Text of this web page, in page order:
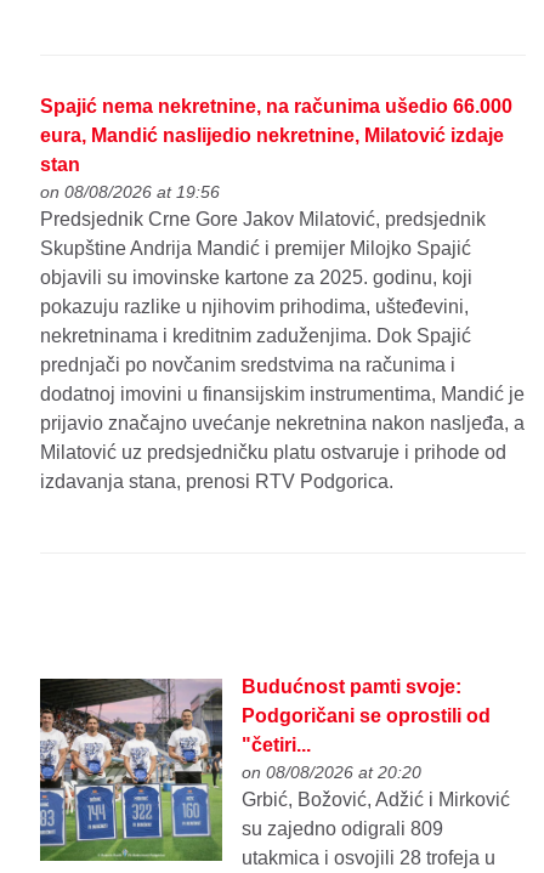
Spajić nema nekretnine, na računima ušedio 66.000
eura, Mandić naslijedio nekretnine, Milatović izdaje
stan
on 08/08/2026 at 19:56
Predsjednik Crne Gore Jakov Milatović, predsjednik
Skupštine Andrija Mandić i premijer Milojko Spajić
objavili su imovinske kartone za 2025. godinu, koji
pokazuju razlike u njihovim prihodima, ušteđevini,
nekretninama i kreditnim zaduženjima. Dok Spajić
prednjači po novčanim sredstvima na računima i
dodatnoj imovini u finansijskim instrumentima, Mandić je
prijavio značajno uvećanje nekretnina nakon nasljeđa, a
Milatović uz predsjedničku platu ostvaruje i prihode od
izdavanja stana, prenosi RTV Podgorica.
Budućnost pamti svoje:
Podgoričani se oprostili od
"četiri...
on 08/08/2026 at 20:20
Grbić, Božović, Adžić i Mirković
su zajedno odigrali 809
utakmica i osvojili 28 trofeja u